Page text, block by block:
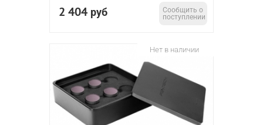
2 404 руб
Сообщить о
поступлении
Нет в наличии